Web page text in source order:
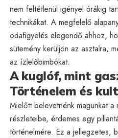
nem feltétlenül igényel órákig
technikákat. A megfelelő
odafigyelés elegendő ahhoz,
sütemény kerüljön az asztalra,
az ízlelőbimbókat.
A kuglóf, mint
Történelem és
Mielőtt belevetnénk magunkat a
részleteibe, érdemes egy
történelmére. Ez a jellegzetes,